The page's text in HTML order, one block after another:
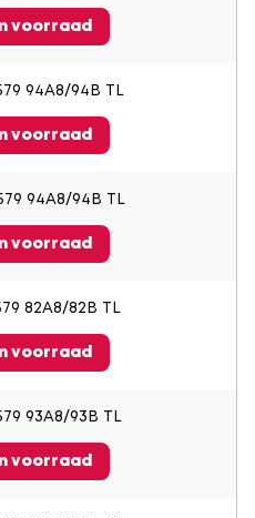
voorraad
94A8/94B TL
voorraad
94A8/94B TL
voorraad
82A8/82B TL
voorraad
93A8/93B TL
voorraad